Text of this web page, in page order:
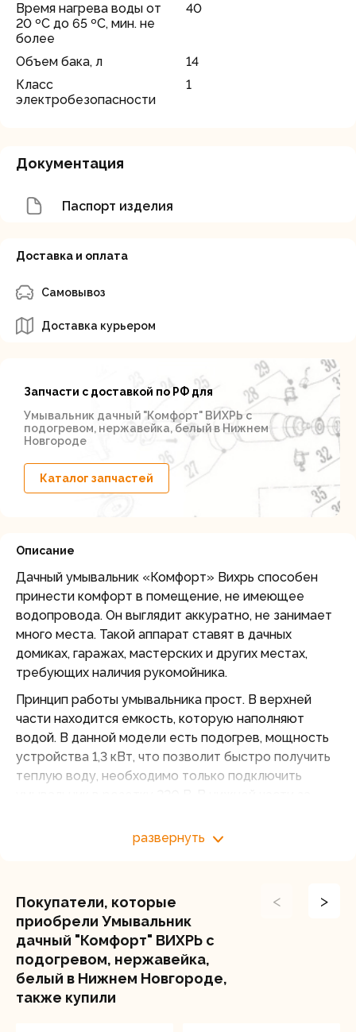
Время нагрева воды от
20 ºС до 65 ºС, мин. не
более
40
Объем бака, л
14
Класс
электробезопасности
1
Документация
Паспорт изделия
Доставка и оплата
Самовывоз
Доставка курьером
Запчасти с доставкой по РФ для
Умывальник дачный "Комфорт" ВИХРЬ с
подогревом, нержавейка, белый в Нижнем
Новгороде
Каталог запчастей
Описание
Дачный умывальник «Комфорт» Вихрь способен
принести комфорт в помещение, не имеющее
водопровода. Он выглядит аккуратно, не занимает
много места. Такой аппарат ставят в дачных
домиках, гаражах, мастерских и других местах,
требующих наличия рукомойника.
Принцип работы умывальника прост. В верхней
части находится емкость, которую наполняют
водой. В данной модели есть подогрев, мощность
устройства 1,3 кВт, что позволит быстро получить
теплую воду, необходимо только подключить
сливной шланг. Слив воды аккуратно скрыт от
Особенности дачного умывальника «Люкс»
Вихрь:
Возможность плавно регулировать температуру
воды.
Емкость бака составляет 14 литров.
От 20 до 65℃ вода в бачке нагревается не
развернуть
Покупатели, которые
приобрели Умывальник
дачный "Комфорт" ВИХРЬ с
подогревом, нержавейка,
белый в Нижнем Новгороде,
также купили
< >